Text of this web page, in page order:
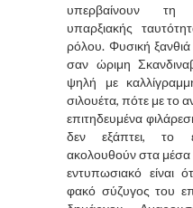
υπερβαίνουν τη
υπαρξιακής
ρόλου. Φυσική
σαν ώριμη
ψηλή με
σιλουέτα, πότε με το
επιτηδευμένα
δεν εξάπτει, το
ακολουθούν στα μέσα
εντυπωσιακό είναι
φακό σύζυγος του